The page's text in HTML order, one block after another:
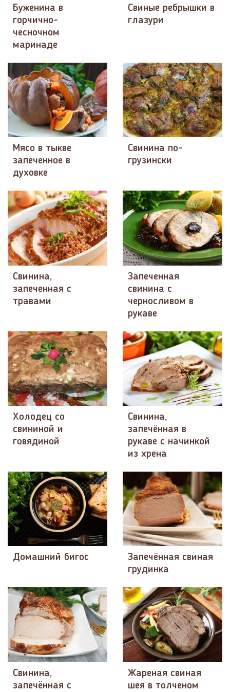
Буженина в
горчично-
чесночном
маринаде
Свиные ребрышки в
глазури
Мясо в тыкве
запеченное в
духовке
Свинина по-
грузински
Свинина,
запеченная с
травами
Запеченная
свинина с
черносливом в
рукаве
Холодец со
свининой и
говядиной
Свинина,
запечённая в
рукаве с начинкой
из хрена
Домашний бигос
Запечённая свиная
грудинка
Свинина,
запечённая с
Жареная свиная
шея в толченом